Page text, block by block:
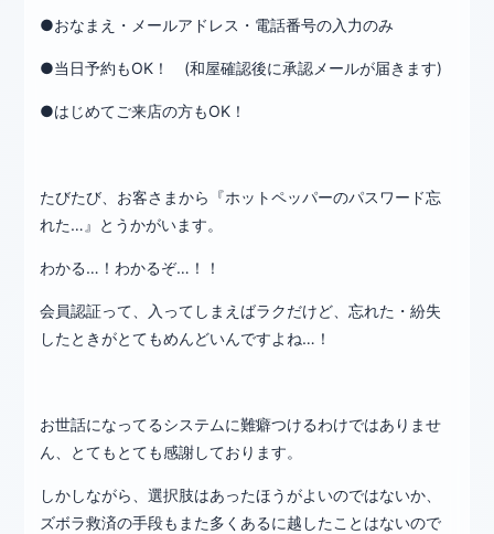
●おなまえ・メールアドレス・電話番号の入力のみ
●当日予約もOK！ (和屋確認後に承認メールが届きます)
●はじめてご来店の方もOK！
たびたび、お客さまから『ホットペッパーのパスワード忘
れた…』とうかがいます。
わかる…！わかるぞ…！！
会員認証って、入ってしまえばラクだけど、忘れた・紛失
したときがとてもめんどいんですよね…！
お世話になってるシステムに難癖つけるわけではありませ
ん、とてもとても感謝しております。
しかしながら、選択肢はあったほうがよいのではないか、
ズボラ救済の手段もまた多くあるに越したことはないので